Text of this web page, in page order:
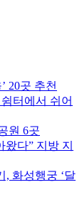
20곳 추천
터에서 쉬어
원 6곳
다” 지방 지
, 화성행궁 ‘달